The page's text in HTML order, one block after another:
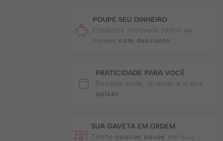
POUPE SEU DINHEIRO
Produtos incríveis todos os
meses com desconto.
PRATICIDADE PARA VOCÊ
Receba onde, quando e o que
quiser.
SUA GAVETA EM ORDEM
Tenha cuecas novas em sua